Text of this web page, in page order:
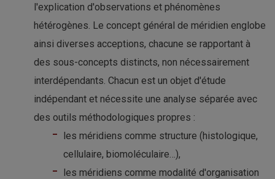
l'explication d'observations et phénomènes
hétérogènes. Le concept général de méridien englobe
ainsi diverses acceptions, chacune se rapportant à
des sous-concepts distincts, non nécessairement
interdépendants. Chacun est un objet d'étude
indépendant et nécessite une analyse séparée avec
des outils méthodologiques propres :
les méridiens comme structure (histologique,
cellulaire, biomoléculaire…),
les méridiens comme modalité d'organisation